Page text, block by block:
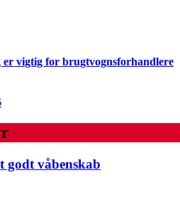
vigtig for brugtvognsforhandlere
godt våbenskab